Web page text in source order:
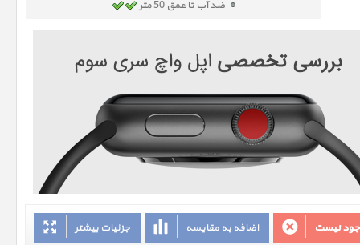
ضد آب تا عمق 50 متر
جزئیات بیشتر اضافه به مقایسه نیست